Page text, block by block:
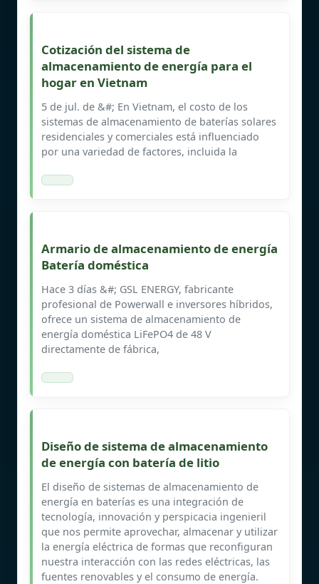
Cotización del sistema de
almacenamiento de energía para el
hogar en Vietnam
5 de jul. de &#; En Vietnam, el costo de los
sistemas de almacenamiento de baterías solares
residenciales y comerciales está influenciado
por una variedad de factores, incluida la
Armario de almacenamiento de energía
Batería doméstica
Hace 3 días &#; GSL ENERGY, fabricante
profesional de Powerwall e inversores híbridos,
ofrece un sistema de almacenamiento de
energía doméstica LiFePO4 de 48 V
directamente de fábrica,
Diseño de sistema de almacenamiento
de energía con batería de litio
El diseño de sistemas de almacenamiento de
energía en baterías es una integración de
tecnología, innovación y perspicacia ingenieril
que nos permite aprovechar, almacenar y utilizar
la energía eléctrica de formas que reconfiguran
nuestra interacción con las redes eléctricas, las
fuentes renovables y el consumo de energía.